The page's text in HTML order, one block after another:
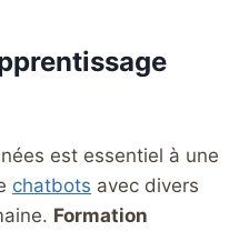
est essentiel à une
chatbots avec divers
Formation